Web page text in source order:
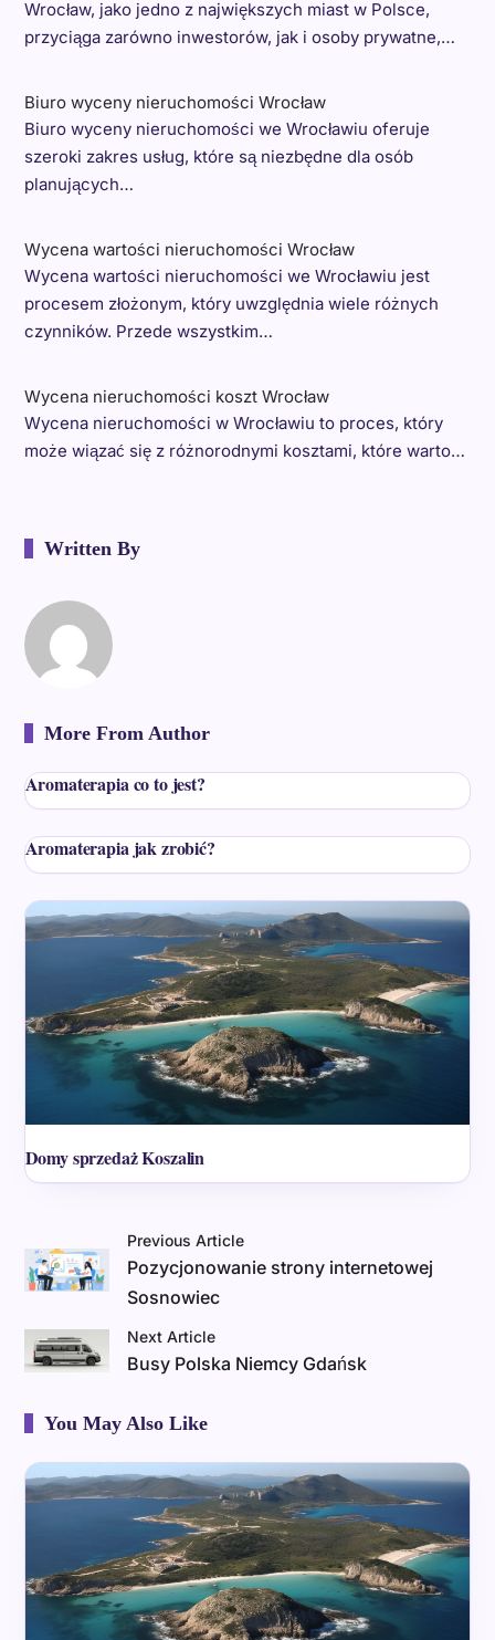
Wrocław, jako jedno z największych miast w Polsce,
przyciąga zarówno inwestorów, jak i osoby prywatne,…
Biuro wyceny nieruchomości Wrocław
Biuro wyceny nieruchomości we Wrocławiu oferuje
szeroki zakres usług, które są niezbędne dla osób
planujących…
Wycena wartości nieruchomości Wrocław
Wycena wartości nieruchomości we Wrocławiu jest
procesem złożonym, który uwzględnia wiele różnych
czynników. Przede wszystkim…
Wycena nieruchomości koszt Wrocław
Wycena nieruchomości w Wrocławiu to proces, który
może wiązać się z różnorodnymi kosztami, które warto…
Written By
More From Author
Aromaterapia co to jest?
Aromaterapia jak zrobić?
Domy sprzedaż Koszalin
Previous Article
Pozycjonowanie strony internetowej
Sosnowiec
Next Article
Busy Polska Niemcy Gdańsk
You May Also Like